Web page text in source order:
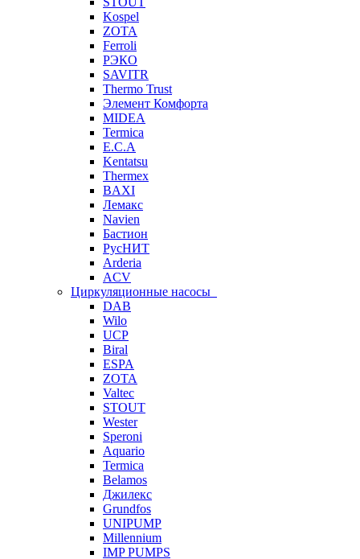
Kospel
ZOTA
Ferroli
РЭКО
SAVITR
Thermo Trust
Элемент Комфорта
MIDEA
Termica
E.C.A
Kentatsu
Thermex
BAXI
Лемакс
Navien
Бастион
РусНИТ
Arderia
ACV
Циркуляционные насосы
DAB
Wilo
UCP
Biral
ESPA
ZOTA
Valtec
STOUT
Wester
Speroni
Aquario
Termica
Belamos
Джилекс
Grundfos
UNIPUMP
Millennium
IMP PUMPS